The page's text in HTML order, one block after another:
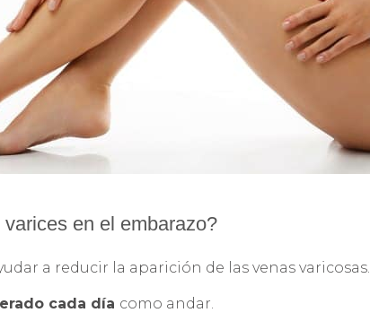
en el embarazo?
a reducir la aparición de las venas varicosas.
cada día como andar.